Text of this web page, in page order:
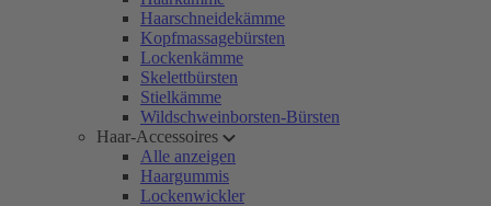
Haarschneidekämme
Kopfmassagebürsten
Lockenkämme
Skelettbürsten
Stielkämme
Wildschweinborsten-Bürsten
Haar-Accessoires
Alle anzeigen
Haargummis
Lockenwickler